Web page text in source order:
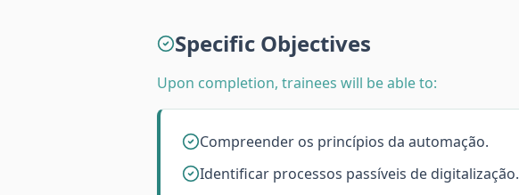
Specific Objectives
Upon completion, trainees will be able to:
Compreender os princípios da automação.
Identificar processos passíveis de digitalização.